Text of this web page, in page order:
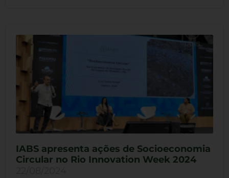
IABS apresenta ações de Socioeconomia
Circular no Rio Innovation Week 2024